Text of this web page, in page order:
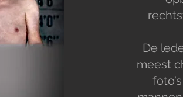
De
meest